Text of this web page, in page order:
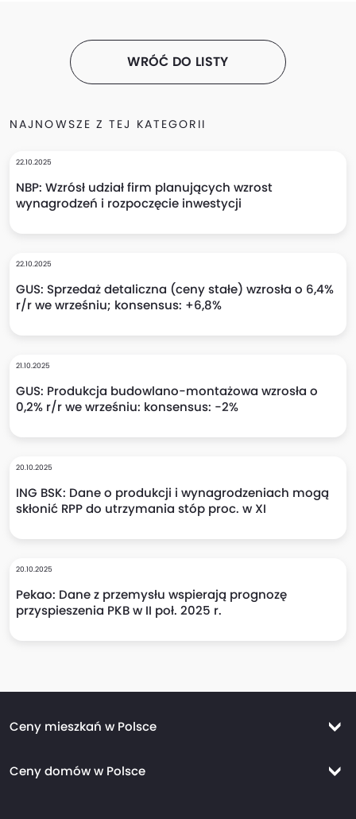
WRÓĆ DO LISTY
NAJNOWSZE Z TEJ KATEGORII
22.10.2025
NBP: Wzrósł udział firm planujących wzrost
wynagrodzeń i rozpoczęcie inwestycji
22.10.2025
GUS: Sprzedaż detaliczna (ceny stałe) wzrosła o 6,4%
r/r we wrześniu; konsensus: +6,8%
21.10.2025
GUS: Produkcja budowlano-montażowa wzrosła o
0,2% r/r we wrześniu: konsensus: -2%
20.10.2025
ING BSK: Dane o produkcji i wynagrodzeniach mogą
skłonić RPP do utrzymania stóp proc. w XI
20.10.2025
Pekao: Dane z przemysłu wspierają prognozę
przyspieszenia PKB w II poł. 2025 r.
Ceny mieszkań w Polsce
Ceny mieszkań Kraków
Ceny domów w Polsce